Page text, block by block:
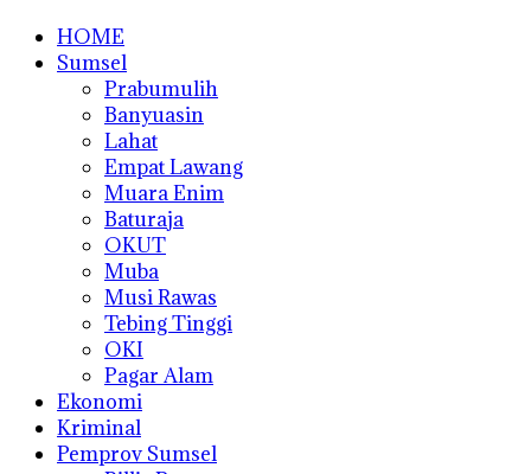
HOME
Sumsel
Prabumulih
Banyuasin
Lahat
Empat Lawang
Muara Enim
Baturaja
OKUT
Muba
Musi Rawas
Tebing Tinggi
OKI
Pagar Alam
Ekonomi
Kriminal
Pemprov Sumsel